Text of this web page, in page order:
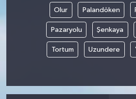
Olur Palandöken
Pazaryolu Şenkaya
Tortum Uzundere